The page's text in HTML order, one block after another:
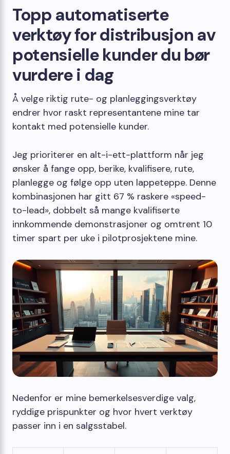
Topp automatiserte
verktøy for distribusjon av
potensielle kunder du bør
vurdere i dag
Å velge riktig rute- og planleggingsverktøy
endrer hvor raskt representantene mine tar
kontakt med potensielle kunder.
Jeg prioriterer en alt-i-ett-plattform når jeg
ønsker å fange opp, berike, kvalifisere, rute,
planlegge og følge opp uten lappeteppe. Denne
kombinasjonen har gitt 67 % raskere «speed-
to-lead», dobbelt så mange kvalifiserte
innkommende demonstrasjoner og omtrent 10
timer spart per uke i pilotprosjektene mine.
Nedenfor er mine bemerkelsesverdige valg,
ryddige prispunkter og hvor hvert verktøy
passer inn i en salgsstabel.